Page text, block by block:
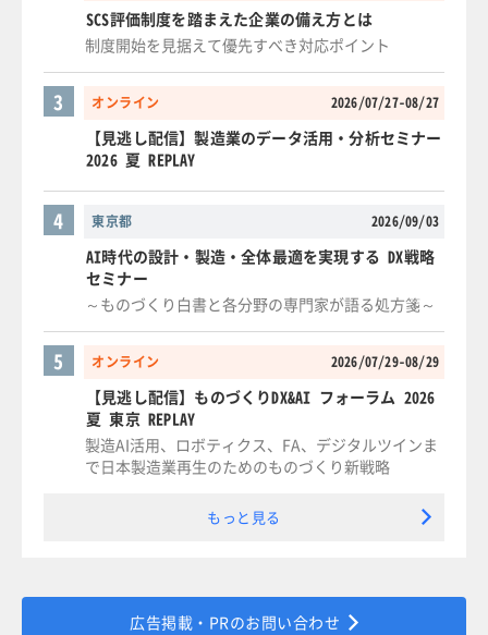
SCS評価制度を踏まえた企業の備え方とは
制度開始を見据えて優先すべき対応ポイント
オンライン 2026/07/27-08/27
3
【見逃し配信】製造業のデータ活用・分析セミナー
2026 夏 REPLAY
東京都 2026/09/03
4
AI時代の設計・製造・全体最適を実現する DX戦略
セミナー
～ものづくり白書と各分野の専門家が語る処方箋～
オンライン 2026/07/29-08/29
5
【見逃し配信】ものづくりDX&AI フォーラム 2026
夏 東京 REPLAY
製造AI活用、ロボティクス、FA、デジタルツインま
で日本製造業再生のためのものづくり新戦略
もっと見る
広告掲載・PRのお問い合わせ